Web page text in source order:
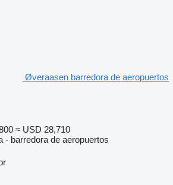
Øveraasen barredora de aeropuertos
≈ USD 28,710
- barredora de aeropuertos